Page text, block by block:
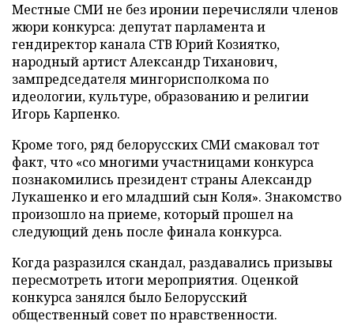
Местные СМИ не без иронии перечисляли членов
жюри конкурса: депутат парламента и
гендиректор канала СТВ Юрий Козиятко,
народный артист Александр Тиханович,
зампредседателя мингорисполкома по
идеологии, культуре, образованию и религии
Игорь Карпенко.
Кроме того, ряд белорусских СМИ смаковал тот
факт, что «со многими участницами конкурса
познакомились президент страны Александр
Лукашенко и его младший сын Коля». Знакомство
произошло на приеме, который прошел на
следующий день после финала конкурса.
Когда разразился скандал, раздавались призывы
пересмотреть итоги мероприятия. Оценкой
конкурса занялся было Белорусский
общественный совет по нравственности.